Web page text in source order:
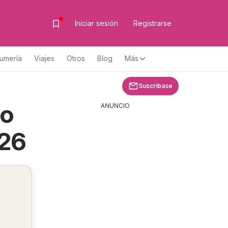
Iniciar sesión Registrarse
Viajes Otros Blog Más
Suscríbase
ANUNCIO